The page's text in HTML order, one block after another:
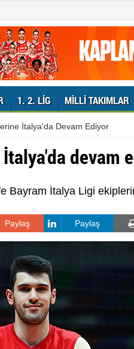
1. 2. LIG MILLI TAKIMLAR
İtalya'da Devam Ediyor
devam
Bayram İtalya Ligi
Paylaş Paylaş